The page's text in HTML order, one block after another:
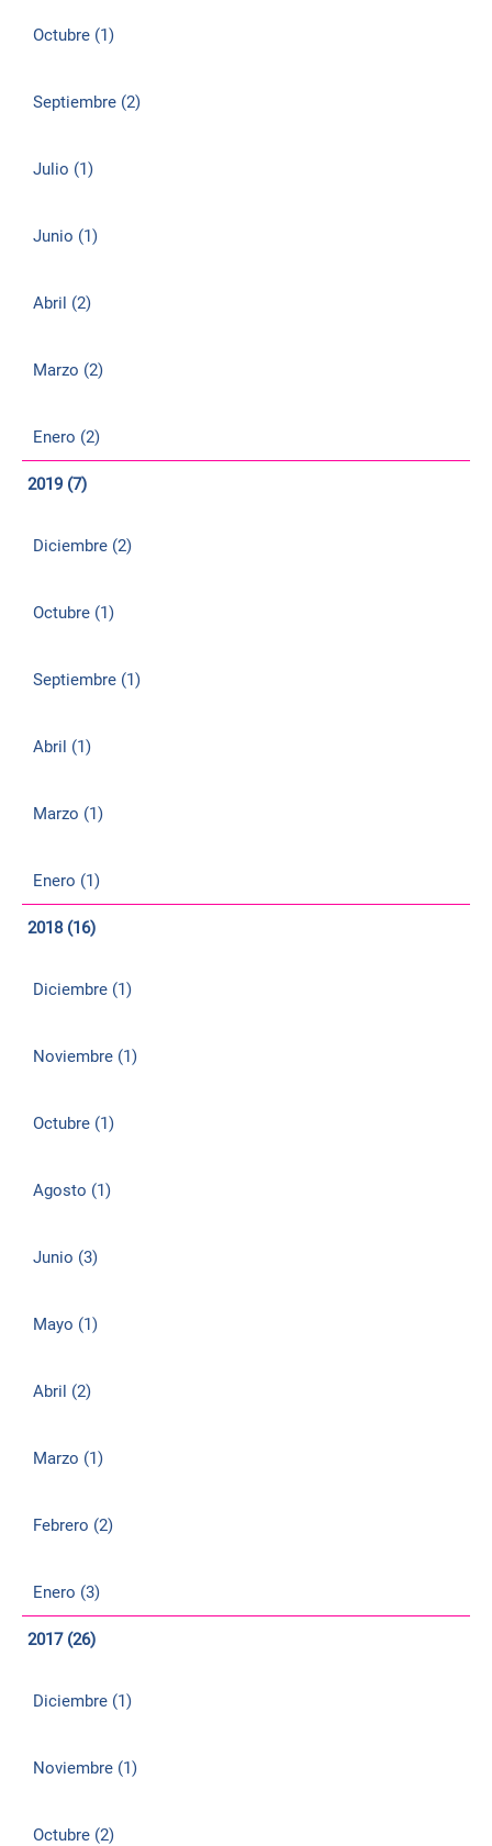
Octubre (1)
Septiembre (2)
Julio (1)
Junio (1)
Abril (2)
Marzo (2)
Enero (2)
2019 (7)
Diciembre (2)
Octubre (1)
Septiembre (1)
Abril (1)
Marzo (1)
Enero (1)
2018 (16)
Diciembre (1)
Noviembre (1)
Octubre (1)
Agosto (1)
Junio (3)
Mayo (1)
Abril (2)
Marzo (1)
Febrero (2)
Enero (3)
2017 (26)
Diciembre (1)
Noviembre (1)
Octubre (2)